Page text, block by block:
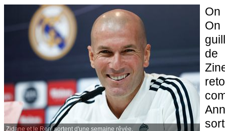
Zidane et le Real sortent d'une semaine rêvée.
On
de